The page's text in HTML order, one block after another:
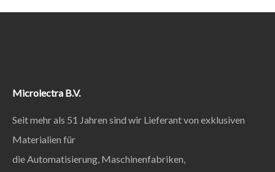
Microlectra B.V.
Seit mehr als 51 Jahren sind wir Lieferant von exklusiven
Materialien für
die Automatisierung, Maschinenfabriken,